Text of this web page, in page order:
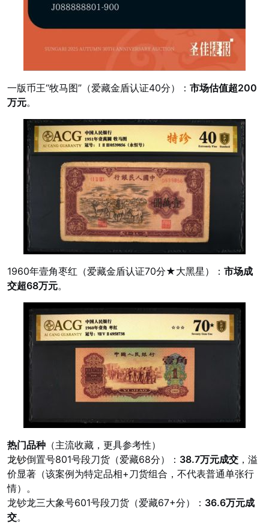
一版币王“牧马图”（爱藏金盾认证40分）： 市场估值超200
万元。
1960年壹角枣红（爱藏金盾认证70分★大黑星）： 市场成
交超68万元。
热门品种 （主流收藏，更具参考性）
龙钞倒置号801号段刀货（爱藏68分）： 38.7万元成交 ，溢
价显著（该案例为特定品相+刀货组合，不代表普通单张行
情）。
龙钞龙三大象号601号段刀货（爱藏67+分）： 36.6万元成
交。